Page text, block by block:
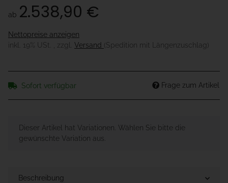
ab 2.538,90 €
Nettopreise anzeigen
inkl. 19% USt. , zzgl. Versand (Spedition mit Längenzuschlag)
Sofort verfügbar Frage zum Artikel
xDieser Artikel hat Variationen. Wählen Sie bitte die
gewünschte Variation aus.
Beschreibung